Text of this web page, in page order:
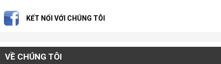
KẾT NỐI VỚI CHÚNG TÔI
VỀ CHÚNG TÔI